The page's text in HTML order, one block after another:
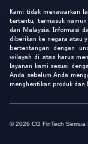
Kami tidak menawarkan
tertentu, termasuk
dan Malaysia. Informasi
diberikan ke negara atau
bertentangan dengan
wilayah di atas harus
layanan kami sesuai
Anda sebelum Anda
menghentikan produk dan
© 2026 CG FinTech Semua